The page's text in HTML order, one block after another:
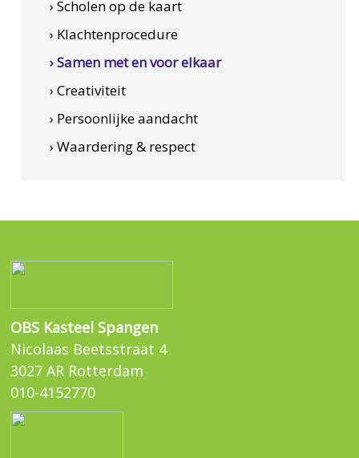
› Scholen op de kaart
› Klachtenprocedure
› Samen met en voor elkaar
› Creativiteit
› Persoonlijke aandacht
› Waardering & respect
OBS Kasteel Spangen
Nicolaas Beetsstraat 4
3027 AR Rotterdam
010-4152770